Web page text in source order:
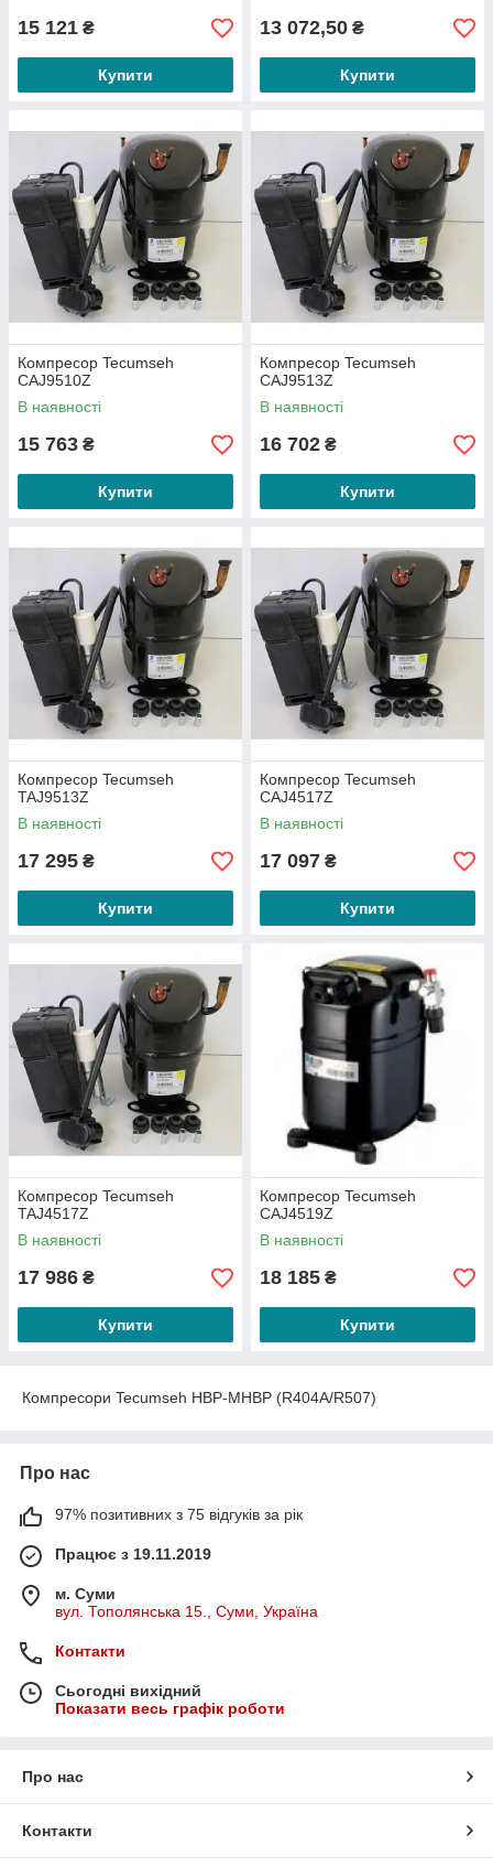
15 121 ₴
Купити
13 072,50 ₴
Купити
Компресор Tecumseh
CAJ9510Z
В наявності
15 763 ₴
Купити
Компресор Tecumseh
CAJ9513Z
В наявності
16 702 ₴
Купити
Компресор Tecumseh
TAJ9513Z
В наявності
17 295 ₴
Купити
Компресор Tecumseh
CAJ4517Z
В наявності
17 097 ₴
Купити
Компресор Tecumseh
TAJ4517Z
В наявності
17 986 ₴
Купити
Компресор Tecumseh
CAJ4519Z
В наявності
18 185 ₴
Купити
Компресори Tecumseh HBP-MHBP (R404A/R507)
Про нас
97% позитивних з 75 відгуків за рік
Працює з 19.11.2019
м. Суми
вул. Тополянська 15., Суми, Україна
Контакти
Сьогодні вихідний
Показати весь графік роботи
Про нас
Контакти